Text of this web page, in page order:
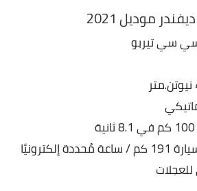
موديل 2021